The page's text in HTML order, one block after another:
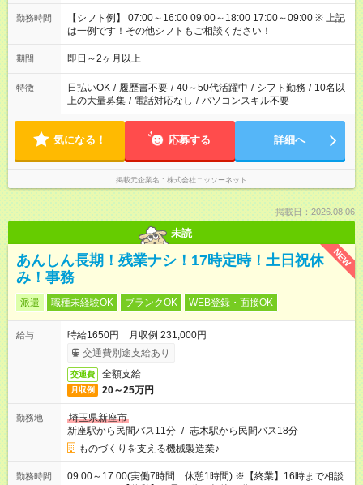
勤務時間
【シフト例】 07:00～16:00 09:00～18:00 17:00～09:00 ※ 上記
は一例です！その他シフトもご相談ください！
期間 即日～2ヶ月以上
特徴 日払いOK / 履歴書不要 / 40～50代活躍中 / シフト勤務 / 10名以
上の大量募集 / 電話対応なし / パソコンスキル不要
気になる！ 応募する 詳細へ
掲載元企業名 株式会社ニッソーネット
掲載日：2026.08.06
未読
NEW
あんしん長期！残業ナシ！17時定時！土日祝休
み！事務
派遣 職種未経験OK ブランクOK WEB登録・面接OK
給与
時給1650円 月収例 231,000円
交通費別途支給あり
交通費 全額支給
月収例 20～25万円
勤務地
埼玉県新座市
新座駅から民間バス11分 / 志木駅から民間バス18分
ものづくりを支える機械製造業♪
勤務時間
09:00～17:00(実働7時間 休憩1時間) ※【終業】16時まで相談